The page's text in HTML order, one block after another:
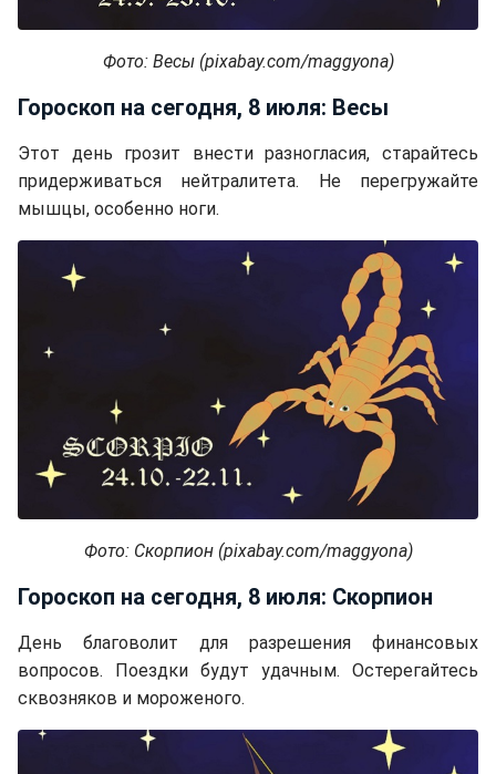
Фото: Весы (pixabay.com/maggyona)
Гороскоп на сегодня, 8 июля: Весы
Этот день грозит внести разногласия, старайтесь
придерживаться нейтралитета. Не перегружайте
мышцы, особенно ноги.
Фото: Скорпион (pixabay.com/maggyona)
Гороскоп на сегодня, 8 июля: Скорпион
День благоволит для разрешения финансовых
вопросов. Поездки будут удачным. Остерегайтесь
сквозняков и мороженого.